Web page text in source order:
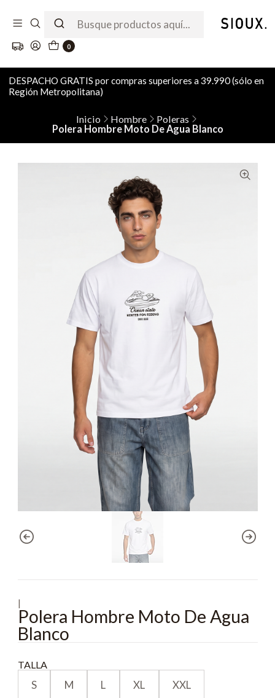
0
DESPACHO GRATIS por compras superiores a 39.990 (sólo en
Región Metropolitana)
Inicio Hombre
Poleras
Polera Hombre Moto De Agua Blanco
|
Polera Hombre Moto De Agua
Blanco
TALLA
S M L XL XXL